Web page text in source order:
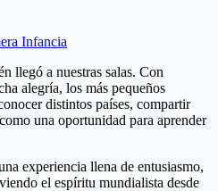
Infancia
llegó a nuestras salas. Con
alegría, los más pequeños
distintos países, compartir
una oportunidad para aprender
experiencia llena de entusiasmo,
el espíritu mundialista desde